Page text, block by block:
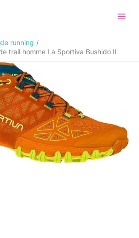
running
trail homme La Sportiva Bushido II